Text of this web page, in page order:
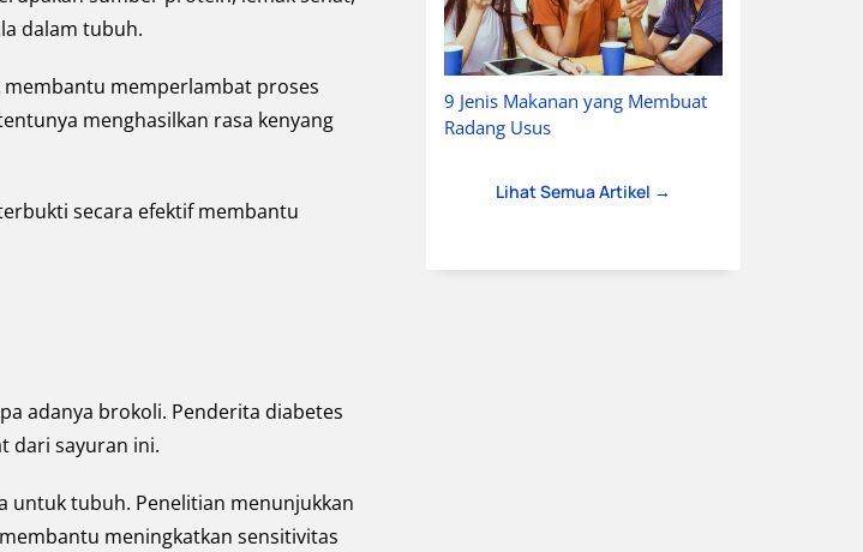
dalam tubuh.
memperlambat proses
menghasilkan rasa kenyang
secara efektif membantu
adanya brokoli. Penderita diabetes
dari sayuran ini.
untuk tubuh. Penelitian menunjukkan
meningkatkan sensitivitas
9 Jenis Makanan yang Membuat
Radang Usus
Lihat Semua Artikel →